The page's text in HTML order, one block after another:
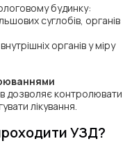
будинку:
суглобів, органів
органів у міру
дозволяє контролювати
лікування.
УЗД?